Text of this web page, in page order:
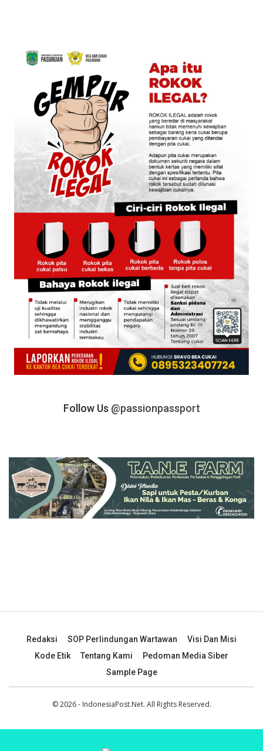
Follow Us @passionpassport
Redaksi SOP Perlindungan Wartawan
Visi Dan Misi
Kode Etik
Tentang Kami
Pedoman Media Siber
Sample Page
© 2026 - IndonesiaPost.Net. All Rights Reserved.